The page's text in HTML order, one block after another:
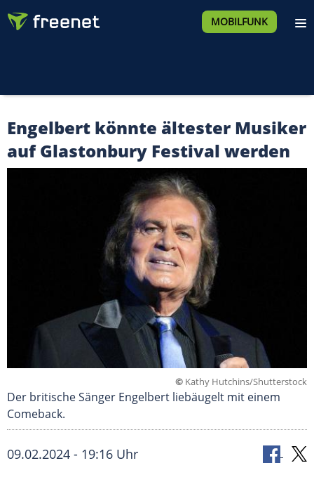
MOBILFUNK
Engelbert könnte ältester Musiker
auf Glastonbury Festival werden
© Kathy Hutchins/Shutterstock
Der britische Sänger Engelbert liebäugelt mit einem
Comeback.
09.02.2024 - 19:16 Uhr